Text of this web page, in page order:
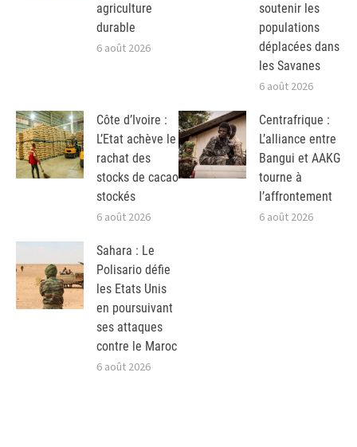
agriculture
durable
6 août 2026
soutenir les
populations
déplacées dans
les Savanes
6 août 2026
Côte d’Ivoire :
L’Etat achève le
rachat des
stocks de cacao
stockés
6 août 2026
Centrafrique :
L’alliance entre
Bangui et AAKG
tourne à
l’affrontement
6 août 2026
Sahara : Le
Polisario défie
les Etats Unis
en poursuivant
ses attaques
contre le Maroc
6 août 2026